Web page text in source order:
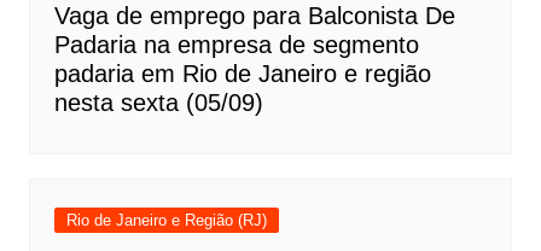
Vaga de emprego para Balconista De
Padaria na empresa de segmento
padaria em Rio de Janeiro e região
nesta sexta (05/09)
Rio de Janeiro e Região (RJ)